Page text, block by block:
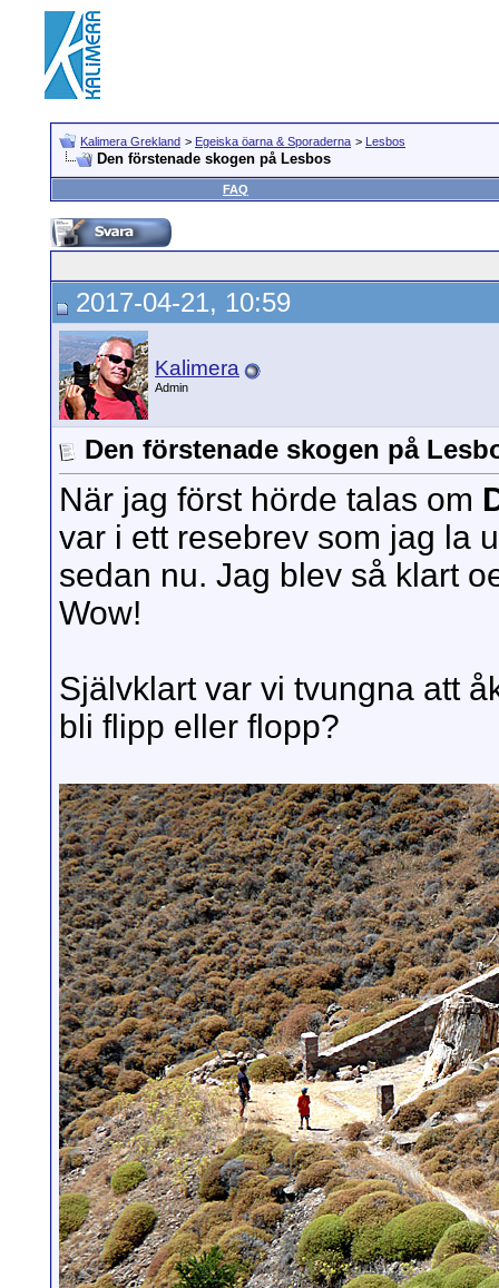
Kalimera Grekland > Egeiska öarna & Sporaderna > Lesbos
Den förstenade skogen på Lesbos
FAQ
2017-04-21, 10:59
Kalimera
Admin
Den förstenade skogen på
När jag först hörde talas om
var i ett resebrev som jag la
sedan nu. Jag blev så klart
Wow!
Självklart var vi tvungna att
bli flipp eller flopp?